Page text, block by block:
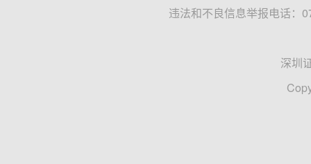
违法和不良信息举报电话：
深圳